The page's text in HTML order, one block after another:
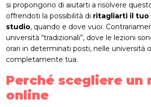
si propongono di aiutarti a risolvere
offrendoti la possibilità di ritagliarti il tuo
studio, quando e dove vuoi.
università “tradizionali”, dove le lezioni
orari in determinati posti, nelle università
completamente tua.
Perché scegliere un
online